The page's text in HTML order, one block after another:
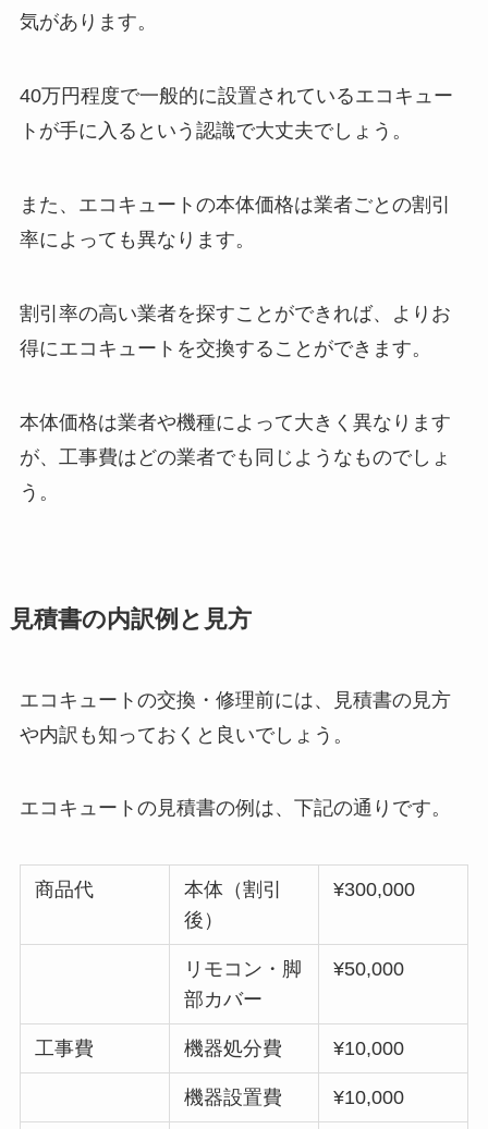
気があります。
40万円程度で一般的に設置されているエコキュー
トが手に入るという認識で大丈夫でしょう。
また、エコキュートの本体価格は業者ごとの割引
率によっても異なります。
割引率の高い業者を探すことができれば、よりお
得にエコキュートを交換することができます。
本体価格は業者や機種によって大きく異なります
が、工事費はどの業者でも同じようなものでしょ
う。
見積書の内訳例と見方
エコキュートの交換・修理前には、見積書の見方
や内訳も知っておくと良いでしょう。
エコキュートの見積書の例は、下記の通りです。
商品代
本体（割引
後）
¥300,000
リモコン・脚
部カバー
¥50,000
工事費 機器処分費 ¥10,000
機器設置費 ¥10,000